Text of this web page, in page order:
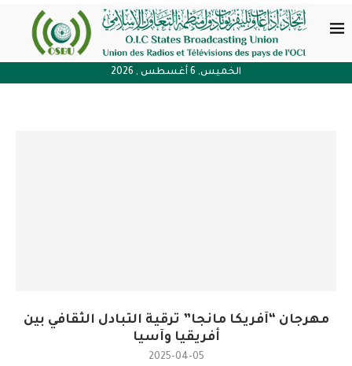
الخميس, 6 أغسطس , 2026
مهرجان “آفريكا مانجا” ترقية التبادل الثقافي بين
أفريقيا وآسيا
2025-04-05